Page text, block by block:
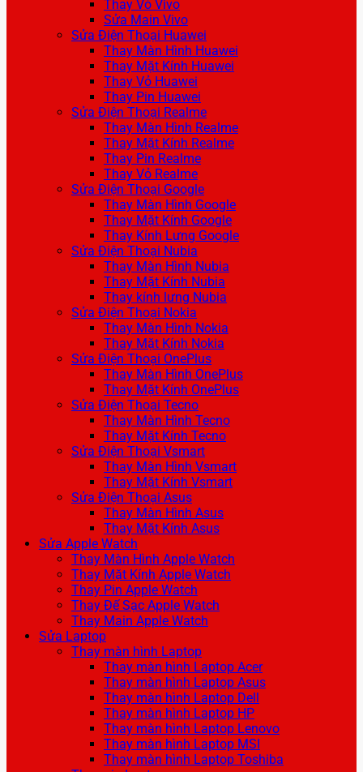
Thay Vỏ Vivo
Sửa Main Vivo
Sửa Điện Thoại Huawei
Thay Màn Hình Huawei
Thay Mặt Kính Huawei
Thay Vỏ Huawei
Thay Pin Huawei
Sửa Điện Thoại Realme
Thay Màn Hình Realme
Thay Mặt Kính Realme
Thay Pin Realme
Thay Vỏ Realme
Sửa Điện Thoại Google
Thay Màn Hình Google
Thay Mặt Kính Google
Thay Kính Lưng Google
Sửa Điện Thoại Nubia
Thay Màn Hình Nubia
Thay Mặt Kính Nubia
Thay kính lưng Nubia
Sửa Điện Thoại Nokia
Thay Màn Hình Nokia
Thay Mặt Kính Nokia
Sửa Điện Thoại OnePlus
Thay Màn Hình OnePlus
Thay Mặt Kính OnePlus
Sửa Điện Thoại Tecno
Thay Màn Hình Tecno
Thay Mặt Kính Tecno
Sửa Điện Thoại Vsmart
Thay Màn Hình Vsmart
Thay Mặt Kính Vsmart
Sửa Điện Thoại Asus
Thay Màn Hình Asus
Thay Mặt Kính Asus
Sửa Apple Watch
Thay Màn Hình Apple Watch
Thay Mặt Kính Apple Watch
Thay Pin Apple Watch
Thay Đế Sạc Apple Watch
Thay Main Apple Watch
Sửa Laptop
Thay màn hình Laptop
Thay màn hình Laptop Acer
Thay màn hình Laptop Asus
Thay màn hình Laptop Dell
Thay màn hình Laptop HP
Thay màn hình Laptop Lenovo
Thay màn hình Laptop MSI
Thay màn hình Laptop Toshiba